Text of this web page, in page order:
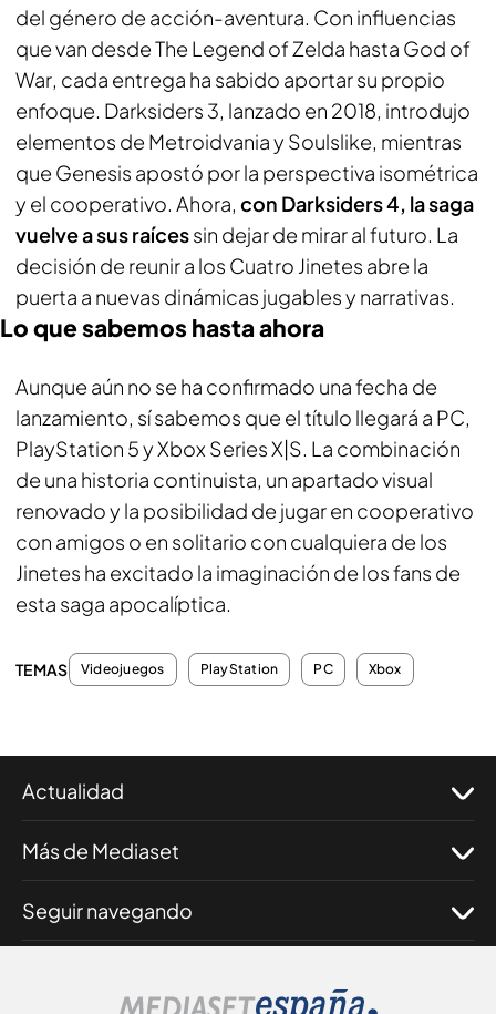
del género de acción-aventura. Con influencias
que van desdeThe Legend of Zelda hasta God of
War, cada entrega ha sabido aportar su propio
enfoque. Darksiders 3, lanzado en 2018, introdujo
elementos de Metroidvania y Soulslike, mientras
que Genesis apostó por la perspectiva isométrica
y el cooperativo. Ahora, con Darksiders 4, la saga
vuelve a sus raícessin dejar de mirar al futuro. La
decisión de reunir a los Cuatro Jinetes abre la
puerta a nuevas dinámicas jugables y narrativas.
Lo que sabemos hasta ahora
Aunque aún no se ha confirmado una fecha de
lanzamiento, sí sabemos que el título llegará a PC,
PlayStation 5 y Xbox Series X|S. La combinación
de una historia continuista, un apartado visual
renovado y la posibilidad de jugar en cooperativo
con amigos o en solitario con cualquiera de los
Jinetes ha excitado la imaginación de los fans de
esta saga apocalíptica.
TEMAS Videojuegos PlayStation PC Xbox
Actualidad
Más de Mediaset
Seguir navegando